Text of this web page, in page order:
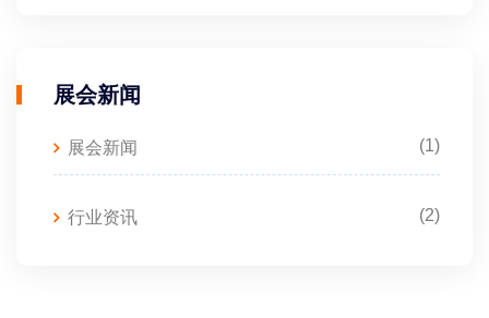
展会新闻
展会新闻 (1)
行业资讯 (2)